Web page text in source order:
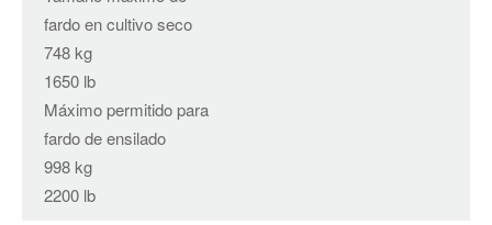
fardo en cultivo seco
748 kg
1650 lb
Máximo permitido para
fardo de ensilado
998 kg
2200 lb